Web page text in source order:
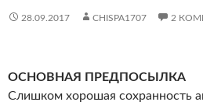
28.09.2017 CHISPA1707 2
ОСНОВНАЯ ПРЕДПОСЫЛКА
Слишком хорошая сохранность